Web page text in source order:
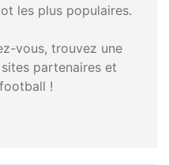
les plus populaires.
vous, trouvez une
partenaires et
!